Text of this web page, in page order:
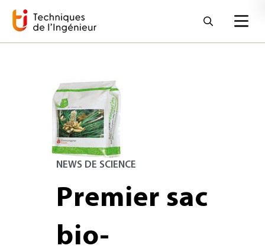
NEWS DE SCIENCE
Premier sac
bio-